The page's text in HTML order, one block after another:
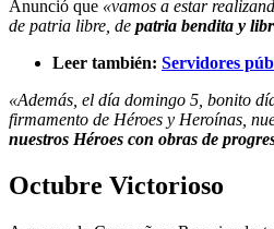
Anunció que «vamos a estar
de patria libre, de patria bendita y
Leer también: Servidores
«Además, el día domingo 5, bonito
firmamento de Héroes y Heroínas,
nuestros Héroes con obras de
Octubre Victorioso